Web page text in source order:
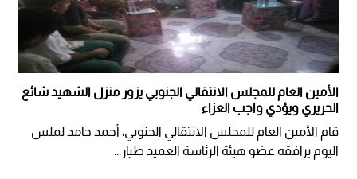
الأمين العام للمجلس الانتقالي الجنوبي يزور منزل الشهيد شائع
الحريري ويؤدي واجب العزاء
قام الأمين العام للمجلس الانتقالي الجنوبي، أحمد حامد لملس
اليوم يرافقه عضو هيئة الرئاسة العميد طيار...